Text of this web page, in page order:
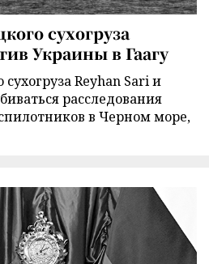
сухогруза
Украины в Гаагу
Reyhan Sari и
расследования
в Черном море,